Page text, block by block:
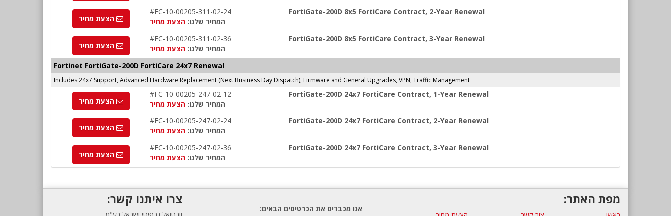
FortiGate-200D 8x5 FortiCare Contract, 2-Year Renewal
#FC-10-00205-311-02-24
המחיר שלנו: הצעת מחיר הצעת מחיר
FortiGate-200D 8x5 FortiCare Contract, 3-Year Renewal
#FC-10-00205-311-02-36
המחיר שלנו: הצעת מחיר הצעת מחיר
Fortinet FortiGate-200D FortiCare 24x7 Renewal
Includes 24x7 Support, Advanced Hardware Replacement (Next Business Day Dispatch), Firmware and General Upgrades, VPN, Traffic Management
FortiGate-200D 24x7 FortiCare Contract, 1-Year Renewal
#FC-10-00205-247-02-12
המחיר שלנו: הצעת מחיר הצעת מחיר
FortiGate-200D 24x7 FortiCare Contract, 2-Year Renewal
#FC-10-00205-247-02-24
המחיר שלנו: הצעת מחיר הצעת מחיר
FortiGate-200D 24x7 FortiCare Contract, 3-Year Renewal
#FC-10-00205-247-02-36
המחיר שלנו: הצעת מחיר הצעת מחיר
מפת האתר:
אנו מכבדים את הכרטיסים הבאים:
צרו איתנו קשר:
וירטואל גרפיטי ישראל בע"מ